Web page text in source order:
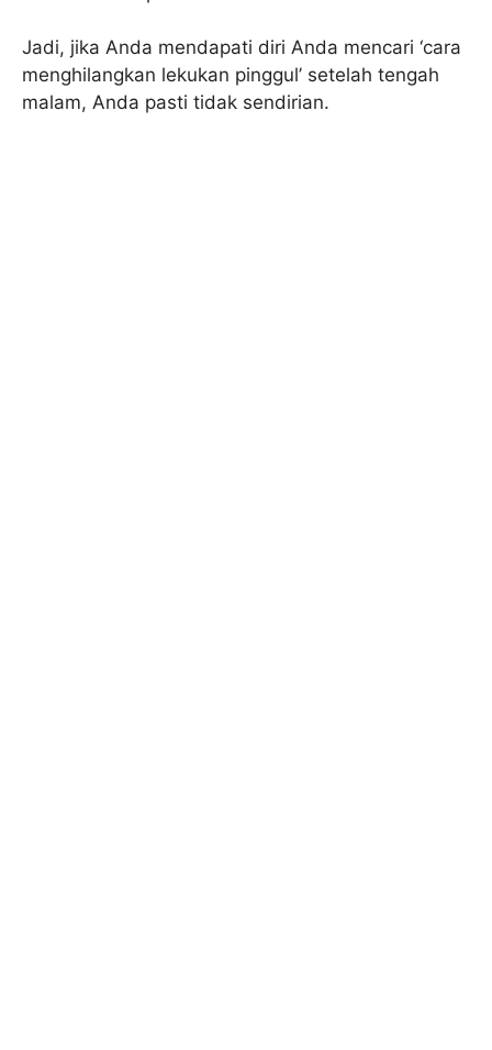
Jadi, jika Anda mendapati diri Anda mencari ‘cara
menghilangkan lekukan pinggul’ setelah tengah
malam, Anda pasti tidak sendirian.